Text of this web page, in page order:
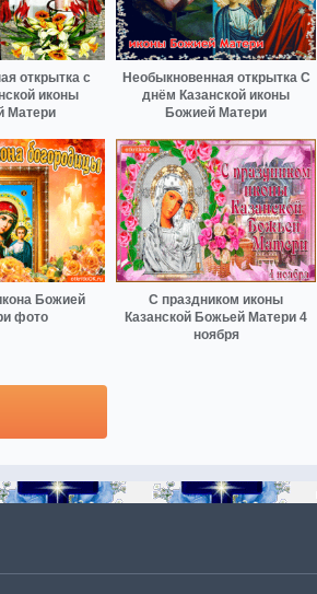
открытка с
иконы
Матери
Необыкновенная открытка С
днём Казанской иконы
Божией Матери
Божией
фото
С праздником иконы
Казанской Божьей Матери 4
ноября